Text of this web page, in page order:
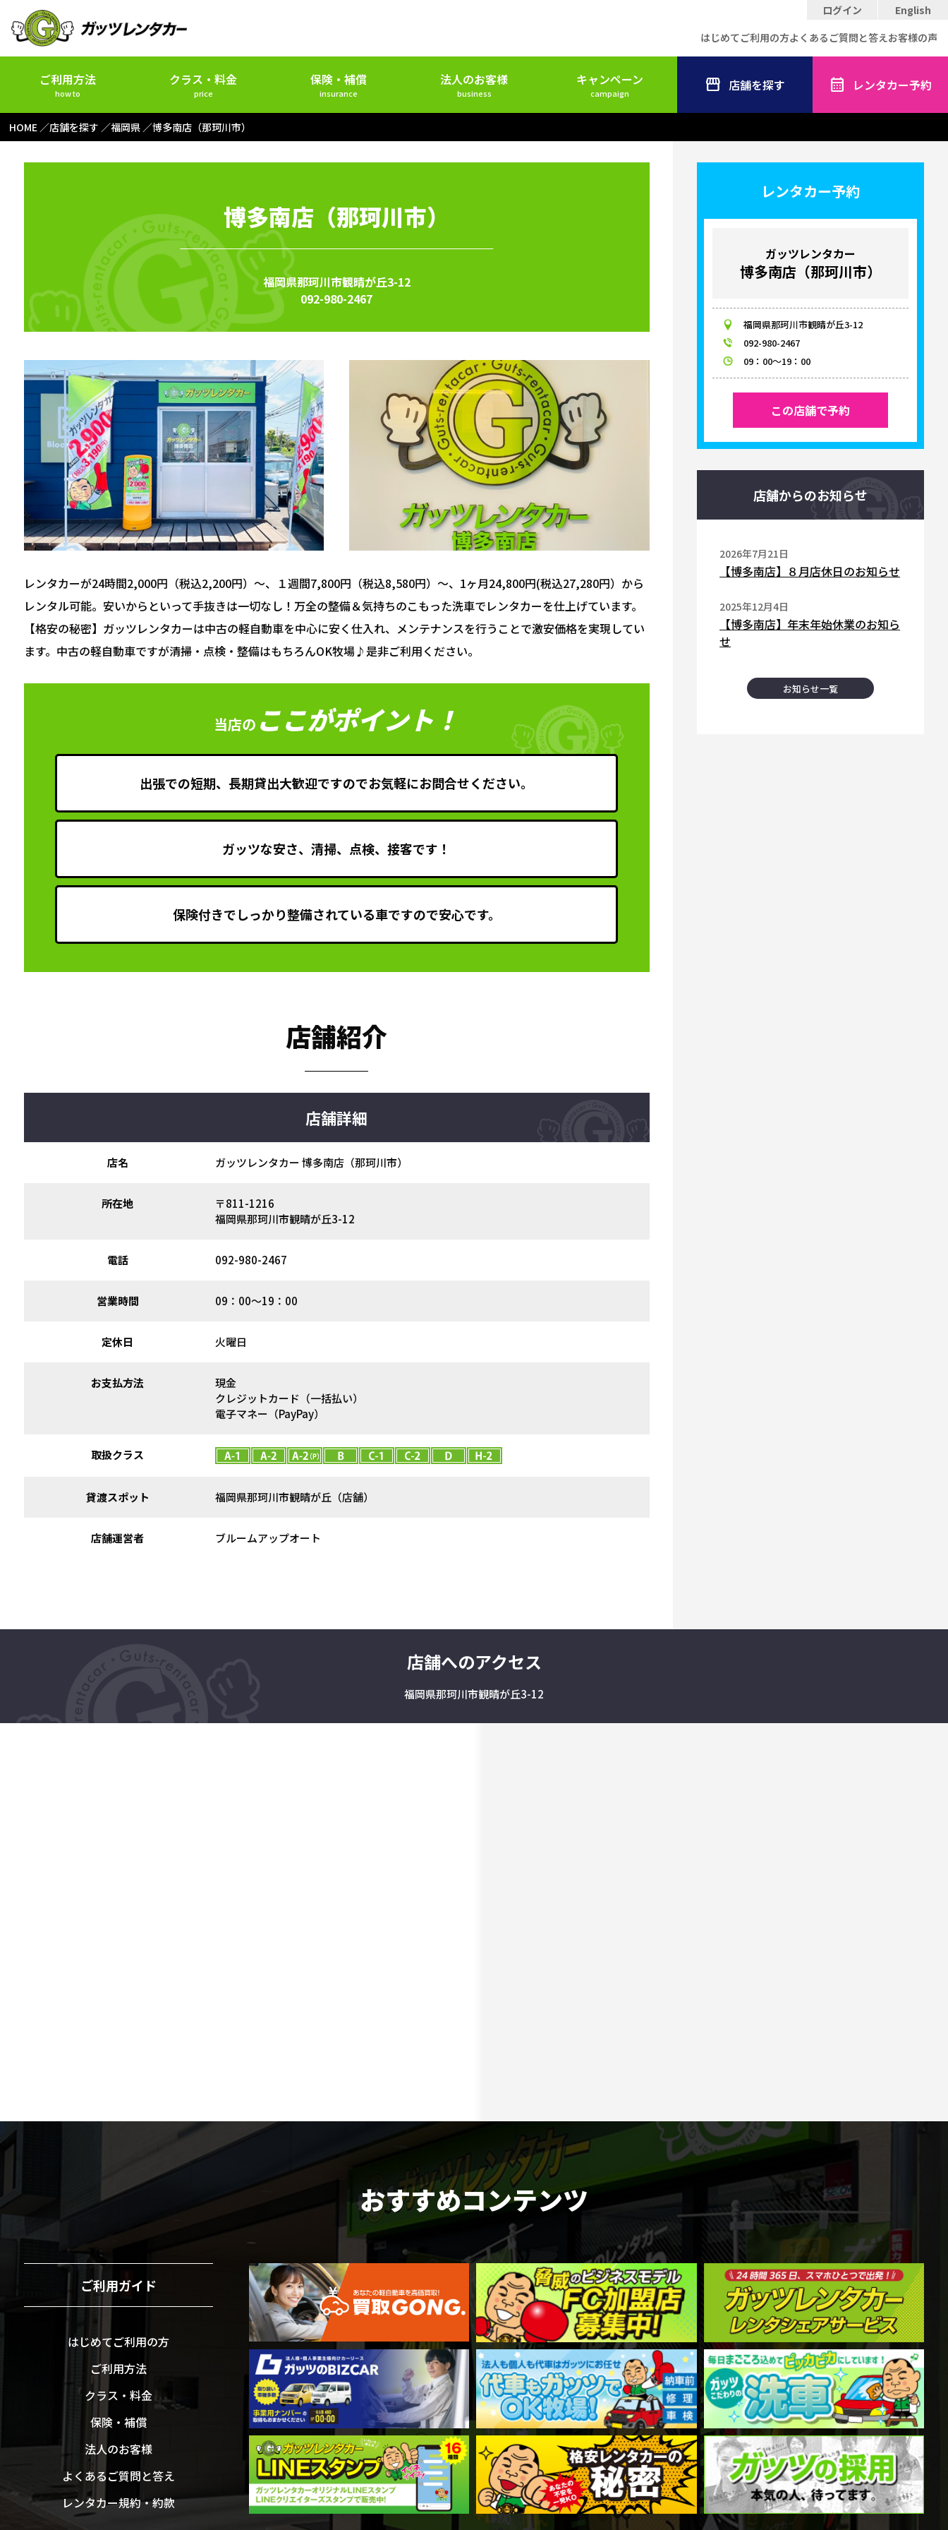
ログイン
English
はじめてご利用の方よくあるご質問と答えお客様の声
ご利用方法
how to
クラス・料金
price
保険・補償
insurance
法人のお客様
business
キャンペーン
campaign 店舗を探す レンタカー予約
HOME 店舗を探す 福岡県 博多南店（那珂川市）
博多南店（那珂川市）
福岡県那珂川市観晴が丘3-12
092-980-2467
レンタカーが24時間2,000円（税込2,200円）～、１週間7,800円（税込8,580円）～、1ヶ月24,800円(税込27,280円）から
レンタル可能。安いからといって手抜きは一切なし！万全の整備＆気持ちのこもった洗車でレンタカーを仕上げています。
【格安の秘密】ガッツレンタカーは中古の軽自動車を中心に安く仕入れ、メンテナンスを行うことで激安価格を実現してい
ます。中古の軽自動車ですが清掃・点検・整備はもちろんOK牧場♪是非ご利用ください。
当店の ここがポイント！
出張での短期、長期貸出大歓迎ですのでお気軽にお問合せください。
ガッツな安さ、清掃、点検、接客です！
保険付きでしっかり整備されている車ですので安心です。
店舗紹介
店舗詳細
店名 ガッツレンタカー 博多南店（那珂川市）
所在地
〒811-1216
福岡県那珂川市観晴が丘3-12
電話 092-980-2467
営業時間 09：00～19：00
定休日 火曜日
お支払方法
現金
クレジットカード（一括払い）
電子マネー（PayPay）
取扱クラス
貸渡スポット 福岡県那珂川市観晴が丘（店舗）
店舗運営者 ブルームアップオート
レンタカー予約
ガッツレンタカー
博多南店（那珂川市）
福岡県那珂川市観晴が丘3-12
092-980-2467
09：00～19：00
この店舗で予約
店舗からのお知らせ
2026年7月21日
【博多南店】８月店休日のお知らせ
2025年12月4日
【博多南店】年末年始休業のお知ら
せ
お知らせ一覧
店舗へのアクセス
福岡県那珂川市観晴が丘3-12
おすすめコンテンツ
ご利用ガイド
はじめてご利用の方
ご利用方法
クラス・料金
保険・補償
法人のお客様
よくあるご質問と答え
レンタカー規約・約款